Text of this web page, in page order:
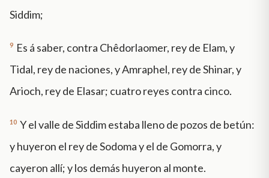
Siddim;
9 Es á saber, contra Chêdorlaomer, rey de Elam, y
Tidal, rey de naciones, y Amraphel, rey de Shinar, y
Arioch, rey de Elasar; cuatro reyes contra cinco.
10 Y el valle de Siddim estaba lleno de pozos de betún:
y huyeron el rey de Sodoma y el de Gomorra, y
cayeron allí; y los demás huyeron al monte.